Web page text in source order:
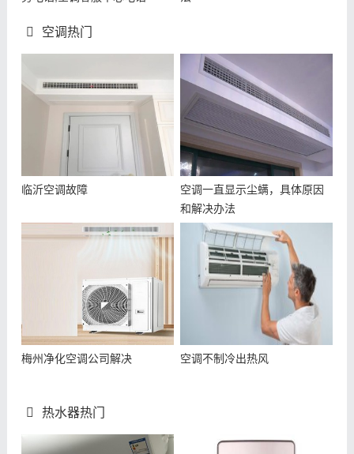
空调热门
临沂空调故障
空调一直显示尘螨，具体原因
和解决办法
梅州净化空调公司解决 空调不制冷出热风
热水器热门